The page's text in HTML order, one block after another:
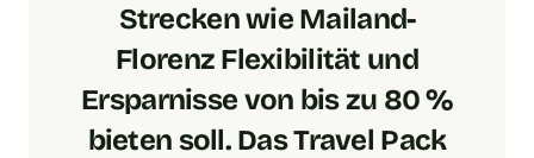
Strecken wie Mailand-
Florenz Flexibilität und
Ersparnisse von bis zu 80 %
bieten soll. Das Travel Pack